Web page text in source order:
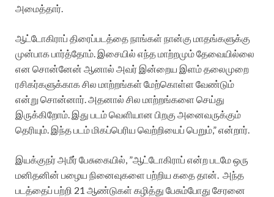
அமைத்தார்.
ஆட்டோகிராப் திரைப்படத்தை நாங்கள் நான்கு மாதங்களுக்கு
முன்பாக பார்த்தோம். இசையில் எந்த மாற்றமும் தேவையில்லை
என சொன்னேன் ஆனால் அவர் இன்றைய இளம் தலைமுறை
ரசிகர்களுக்காக சில மாற்றங்கள் மேற்கொள்ள வேண்டும்
என்று சொன்னார். அதனால் சில மாற்றங்களை செய்து
இருக்கிறோம். இது படம் வெளியான பிறகு அனைவருக்கும்
தெரியும். இந்த படம் மிகப்பெரிய வெற்றியைப் பெறும்,” என்றார்.
இயக்குநர் அமீர் பேசுகையில், ”ஆட்டோகிராப் என்ற படமே ஒரு
மனிதனின் பழைய நினைவுகளை பற்றிய கதை தான். அந்த
படத்தைப் பற்றி 21 ஆண்டுகள் கழித்து பேசும்போது சேரனை